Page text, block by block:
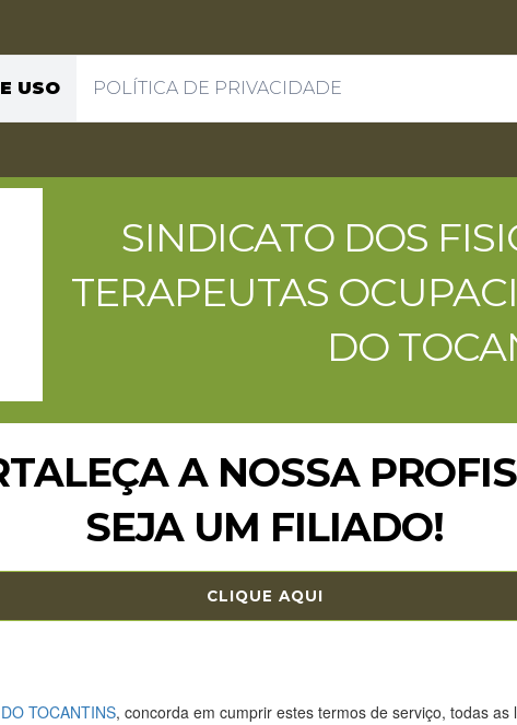
USO POLÍTICA DE PRIVACIDADE
SINDICATO DOS
TERAPEUTAS
DO
A NOSSA
SEJA UM FILIADO!
CLIQUE AQUI
TOCANTINS, concorda em cumprir estes termos de serviço, todas